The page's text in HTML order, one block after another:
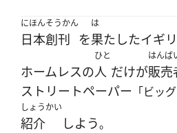
にほん
日本
そうかん
創刊 を
は
果たしたイギ
ホームレスの
ひと
人 だけが
はんば
販売
ストリートペーパー 「ビッ
しょうかい
紹介 しよう。